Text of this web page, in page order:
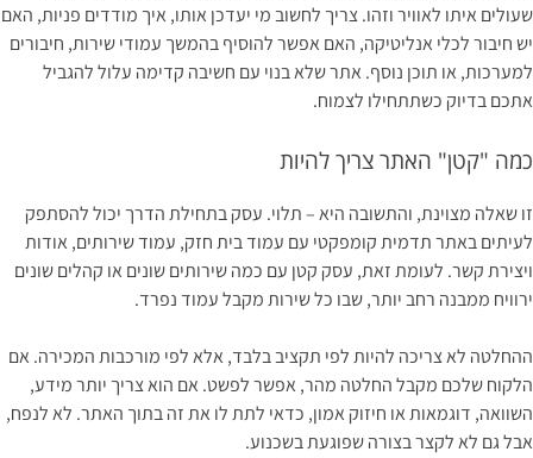
שעולים איתו לאוויר וזהו. צריך לחשוב מי יעדכן אותו, איך מודדים פניות, האם
יש חיבור לכלי אנליטיקה, האם אפשר להוסיף בהמשך עמודי שירות, חיבורים
למערכות, או תוכן נוסף. אתר שלא בנוי עם חשיבה קדימה עלול להגביל
אתכם בדיוק כשתתחילו לצמוח.
כמה "קטן" האתר צריך להיות
זו שאלה מצוינת, והתשובה היא – תלוי. עסק בתחילת הדרך יכול להסתפק
לעיתים באתר תדמית קומפקטי עם עמוד בית חזק, עמוד שירותים, אודות
ויצירת קשר. לעומת זאת, עסק קטן עם כמה שירותים שונים או קהלים שונים
ירוויח ממבנה רחב יותר, שבו כל שירות מקבל עמוד נפרד.
ההחלטה לא צריכה להיות לפי תקציב בלבד, אלא לפי מורכבות המכירה. אם
הלקוח שלכם מקבל החלטה מהר, אפשר לפשט. אם הוא צריך יותר מידע,
השוואה, דוגמאות או חיזוק אמון, כדאי לתת לו את זה בתוך האתר. לא לנפח,
אבל גם לא לקצר בצורה שפוגעת בשכנוע.